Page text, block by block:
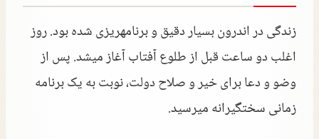
زندگی در اندرون بسیار دقیق و برنامهریزی شده بود. روز
اغلب دو ساعت قبل از طلوع آفتاب آغاز میشد. پس از
وضو و دعا برای خیر و صلاح دولت، نوبت به یک برنامه
زمانی سختگیرانه میرسید.